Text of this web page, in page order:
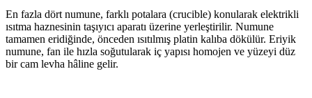
En fazla dört numune, farklı potalara (crucible) konularak elektrikli
ısıtma haznesinin taşıyıcı aparatı üzerine yerleştirilir. Numune
tamamen eridiğinde, önceden ısıtılmış platin kalıba dökülür. Eriyik
numune, fan ile hızla soğutularak iç yapısı homojen ve yüzeyi düz
bir cam levha hâline gelir.